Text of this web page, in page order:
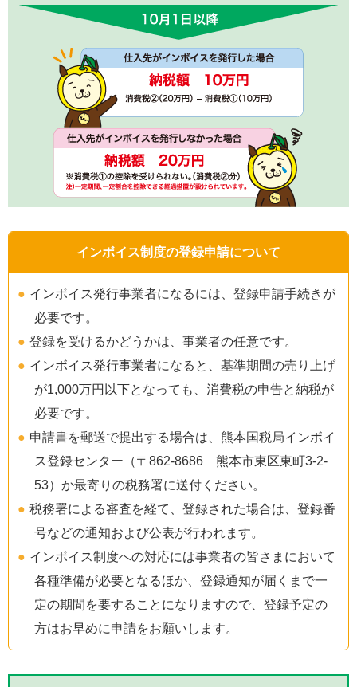
インボイス制度の登録申請について
インボイス発行事業者になるには、登録申請手続きが
必要です。
登録を受けるかどうかは、事業者の任意です。
インボイス発行事業者になると、基準期間の売り上げ
が1,000万円以下となっても、消費税の申告と納税が
必要です。
申請書を郵送で提出する場合は、熊本国税局インボイ
ス登録センター（〒862-8686 熊本市東区東町3-2-
53）か最寄りの税務署に送付ください。
税務署による審査を経て、登録された場合は、登録番
号などの通知および公表が行われます。
インボイス制度への対応には事業者の皆さまにおいて
各種準備が必要となるほか、登録通知が届くまで一
定の期間を要することになりますので、登録予定の
方はお早めに申請をお願いします。